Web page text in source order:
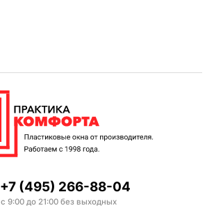
+7 (495) 266-88-04
с 9:00 до 21:00 без выходных